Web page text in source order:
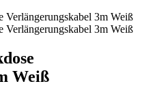
Weiß